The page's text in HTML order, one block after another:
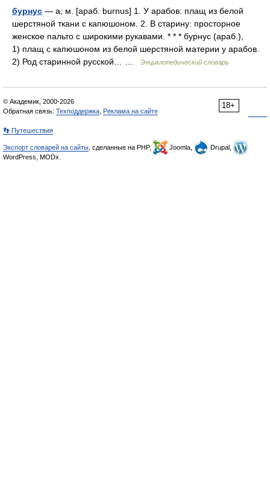
бурнус — а; м. [араб. burnus] 1. У арабов: плащ из белой
шерстяной ткани с капюшоном. 2. В старину: просторное
женское пальто с широкими рукавами. * * * бурнус (араб.),
1) плащ с капюшоном из белой шерстяной материи у арабов.
2) Род старинной русской… …
Энциклопедический словарь
18+
© Академик, 2000-2026
Обратная связь: Техподдержка Реклама на сайте
👣 Путешествия
Экспорт словарей на сайты , сделанные на PHP, Joomla,
Drupal,
WordPress, MODx.